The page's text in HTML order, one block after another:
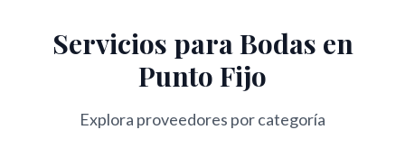
Servicios para Bodas en
Punto Fijo
Explora proveedores por categoría